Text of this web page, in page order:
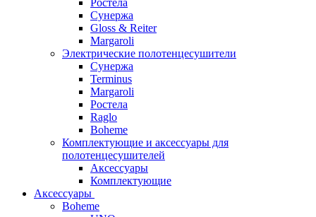
Ростела
Сунержа
Gloss & Reiter
Margaroli
Электрические полотенцесушители
Сунержа
Terminus
Margaroli
Ростела
Raglo
Boheme
Комплектующие и аксессуары для
полотенцесушителей
Аксессуары
Комплектующие
Аксессуары
Boheme